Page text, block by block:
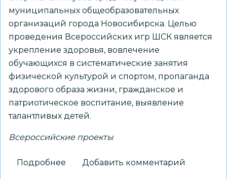
муниципальных общеобразовательных
организаций города Новосибирска. Целью
проведения Всероссийских игр ШСК является
укрепление здоровья, вовлечение
обучающихся в систематические занятия
физической культурой и спортом, пропаганда
здорового образа жизни, гражданское и
патриотическое воспитание, выявление
талантливых детей.
Всероссийские проекты
Подробнее Добавить комментарий